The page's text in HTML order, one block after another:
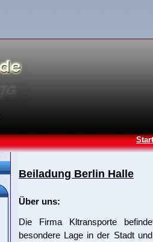
Beiladung Berlin Halle
Über uns:
Die Firma Kltransporte
besondere Lage in der Stadt